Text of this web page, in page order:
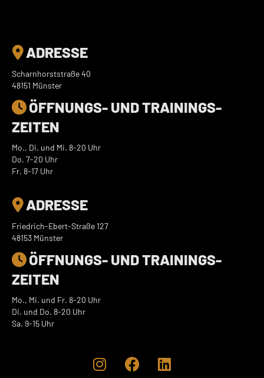
 ADRESSE
Scharnhorststraße 40
48151 Münster
 ADRESSE
Friedrich-Ebert-Straße 127
48153 Münster
  
ÖFFNUNGS- UND TRAININGS­
ZEITEN
Mo., Di. und Mi. 8-20 Uhr
Do. 7-20 Uhr
Fr. 8-17 Uhr
ÖFFNUNGS- UND TRAININGS­
ZEITEN
Mo., Mi. und Fr. 8-20 Uhr
Di. und Do. 8-20 Uhr
Sa. 9-15 Uhr